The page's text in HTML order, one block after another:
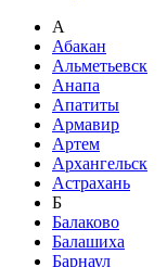
А
Абакан
Альметьевск
Анапа
Апатиты
Армавир
Артем
Архангельск
Астрахань
Б
Балаково
Балашиха
Барнаул